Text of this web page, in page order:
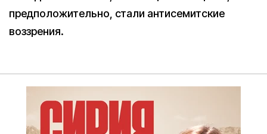
предположительно, стали антисемитские
воззрения.